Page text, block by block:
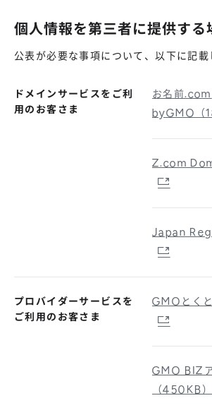
個人情報を第三者に提供する
公表が必要な事項について、以下に記載
ドメインサービスをご利
用のお客さま
お名前.com
byGMO（
Z.com
Japan
プロバイダーサービスを
ご利用のお客さま
GMOとく
GMO BIZ
（450KB）